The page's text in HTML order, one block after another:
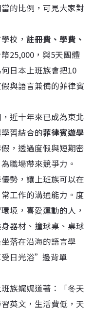
的比例，可見大家對
校， 註冊費、學費、
25,000，與5天團體
日本上班族會把10
與語言兼備的菲律賓
近十年來已成為東北
習結合的菲律賓遊學
，透過度假與短期密
職場帶來競爭力。
勢，讓上班族可以在
工作的溝通能力。度
境，喜愛運動的人，
器材、撞球桌、桌球
落在沿海的語言學
日光浴”邊背單
族娓娓道著：「冬天
英文，生活費低，天